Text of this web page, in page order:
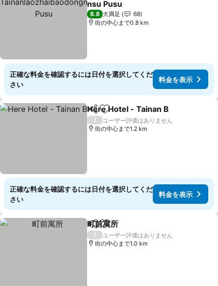
nsu Pusu
料金を表示
8.8 大満足
68
街の中心まで0.8 km
正確な料金を確認するには日付を選択してくだ
さい
料金を表示
シェアお気に入りに追加
Here Hotel - Tainan B
/
ユーザー評価はありません
街の中心まで1.2 km
正確な料金を確認するには日付を選択してくだ
さい
料金を表示
シェアお気に入りに追加
町前寓所
/
ユーザー評価はありません
街の中心まで1.0 km